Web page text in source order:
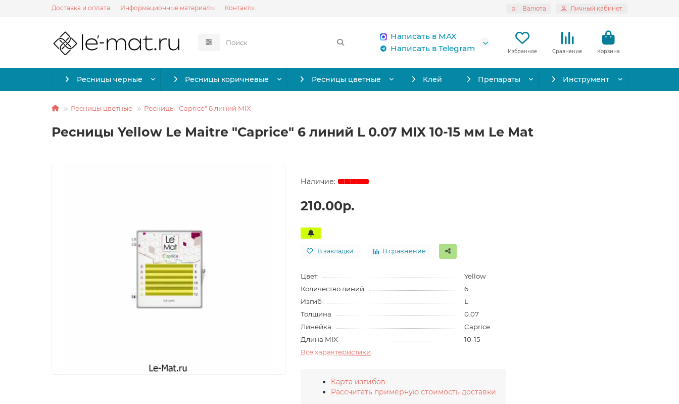
Доставка и оплата Информационные материалы Контакты р. Валюта Личный кабинет
Написать в MAX
Написать в Telegram
Избранное Сравнение Корзина
Ресницы черные Ресницы коричневые Ресницы цветные Клей Препараты Инструмент
Ресницы цветные Ресницы "Caprice" 6 линий MIX
Ресницы Yellow Le Maitre "Caprice" 6 линий L 0.07 MIX 10-15 мм Le Mat
210.00р.
В закладки В сравнение
Цвет
Yellow
Количество линий
6
Изгиб
L
Толщина
0.07
Линейка
Caprice
Длина MIX
10-15
Все характеристики
Карта изгибов
Рассчитать примерную стоимость доставки